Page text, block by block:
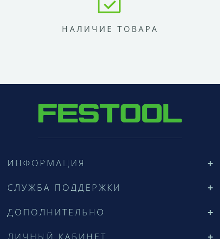
НАЛИЧИЕ ТОВАРА
ИНФОРМАЦИЯ
СЛУЖБА ПОДДЕРЖКИ
ДОПОЛНИТЕЛЬНО
ЛИЧНЫЙ КАБИНЕТ